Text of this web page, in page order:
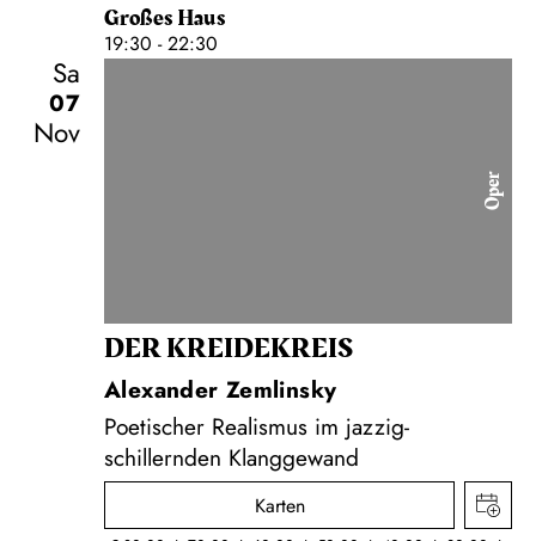
Großes Haus
19:30 - 22:30
Sa
07
Nov
Oper
DER KREIDE­KREIS
Alexander Zemlinsky
Poetischer Realismus im jazzig-
schillernden Klanggewand
Karten